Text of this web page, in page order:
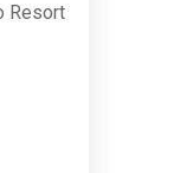
Resort